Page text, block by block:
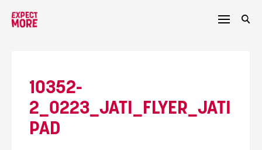
10352-
2_0223_JATI_FLYER_JATI
PAD